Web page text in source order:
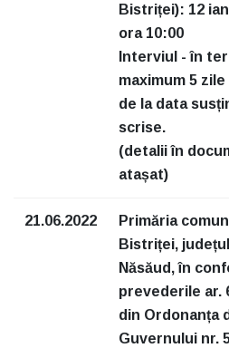
Bistriței): 12
ora 10:00
Interviul - în
maximum 5
de la data
scrise.
(detalii în
atașat)
21.06.2022
Primăria
Bistriței,
Năsăud, în
prevederile ar.
din Ordonanța
Guvernului nr.